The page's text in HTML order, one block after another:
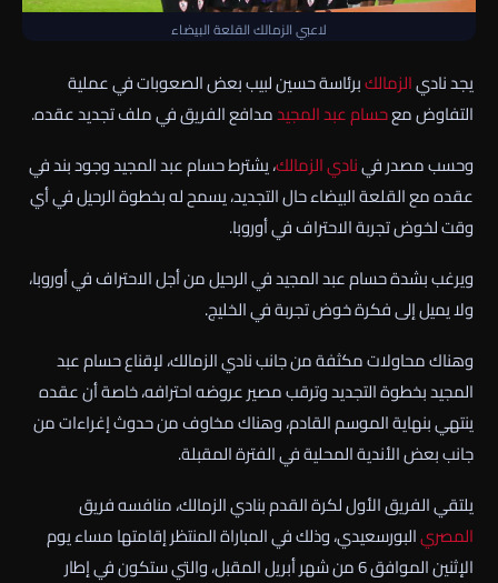
لاعبي الزمالك القلعة البيضاء
يجد ناديالزمالكبرئاسة حسين لبيب بعض الصعوبات في عملية
التفاوض معحسام عبد المجيدمدافع الفريق في ملف تجديد عقده.
وحسب مصدر فينادي الزمالك، يشترط حسام عبد المجيد وجود بند في
عقده مع القلعة البيضاء حال التجديد، يسمح له بخطوة الرحيل في أي
وقت لخوض تجربة الاحتراف في أوروبا.
ويرغب بشدة حسام عبد المجيد في الرحيل من أجل الاحتراف في أوروبا،
ولا يميل إلى فكرة خوض تجربة في الخليج.
وهناك محاولات مكثفة من جانب نادي الزمالك، لإقناع حسام عبد
المجيد بخطوة التجديد وترقب مصير عروضه احترافه، خاصة أن عقده
ينتهي بنهاية الموسم القادم، وهناك مخاوف من حدوث إغراءات من
جانب بعض الأندية المحلية في الفترة المقبلة.
يلتقي الفريق الأول لكرة القدم بنادي الزمالك، منافسه فريق
المصريالبورسعيدي، وذلك في المباراة المنتظر إقامتها مساء يوم
الإثنين الموافق 6 من شهر أبريل المقبل، والتي ستكون في إطار